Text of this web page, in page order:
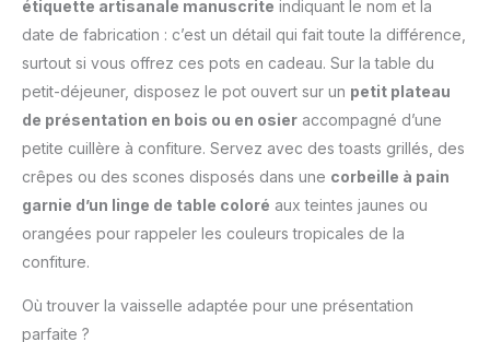
et il peut également être
clipsé dans votre poche
ThermoPro devient
TempPro ! TempPro
conserve la même
mission, la même
structure opérationnelle
que ThermoPro ; vous
pourrez donc recevoir un
de cuisine sur l'écran
pour lire la température
loin de la source de
chaleur ; Fonction on/off
intelligente, la sonde du
thermomètre s'ouvre ou
se ferme
automatiquement
lorsque vous dépliez ou
repliez la sonde. Si le
thermometre alimentaire
automatiquement pour
de bouche et 2,01 po (5,1
cm) de tige, ce qui
permet un écoulement
rapide. Taille pour
s'adapter aux pots
mason à large bouche,
assurant la compatibilité
avec une variété de
récipients de conserve
qualité, léger mais
robuste et durable.
étiquette artisanale manuscrite indiquant le nom et la
date de fabrication : c’est un détail qui fait toute la différence,
surtout si vous offrez ces pots en cadeau. Sur la table du
petit-déjeuner, disposez le pot ouvert sur un petit plateau
de présentation en bois ou en osier accompagné d’une
petite cuillère à confiture. Servez avec des toasts grillés, des
crêpes ou des scones disposés dans une corbeille à pain
garnie d’un linge de table coloré aux teintes jaunes ou
orangées pour rappeler les couleurs tropicales de la
confiture.
Où trouver la vaisselle adaptée pour une présentation
parfaite ?